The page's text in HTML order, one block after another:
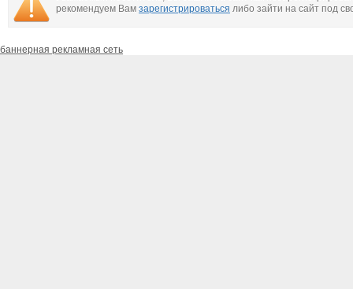
рекомендуем Вам зарегистрироваться либо зайти на сайт под
баннерная рекламная сеть